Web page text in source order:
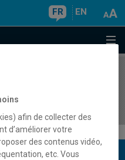
FR EN
afin de collecter des
d’améliorer votre
des contenus vidéo,
etc. Vous